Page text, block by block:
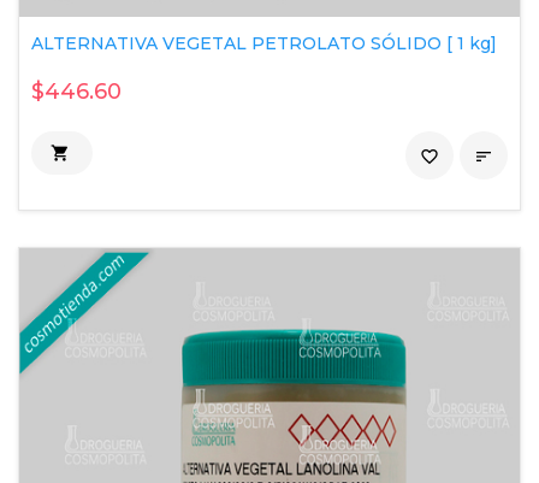
ALTERNATIVA VEGETAL PETROLATO SÓLIDO [ 1 kg]
$446.60
 
favorite_border